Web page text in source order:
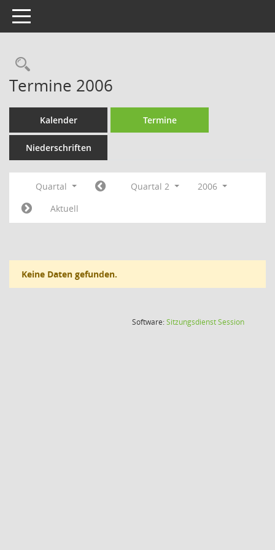
Toggle navigation
Rechercheauswahl
Termine 2006
Kalender Termine
Niederschriften
Quartal Quartal 2
2006
Aktuell
Keine Daten gefunden.
Software:SitzungsdienstSession(Wird in